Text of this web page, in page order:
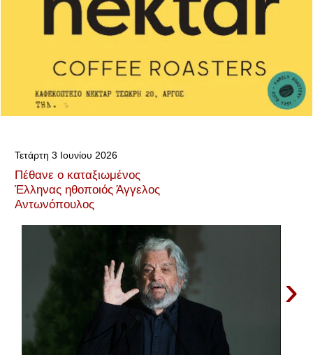
Τετάρτη 3 Ιουνίου 2026
Πέθανε ο καταξιωμένος
Έλληνας ηθοποιός Άγγελος
Αντωνόπουλος
›